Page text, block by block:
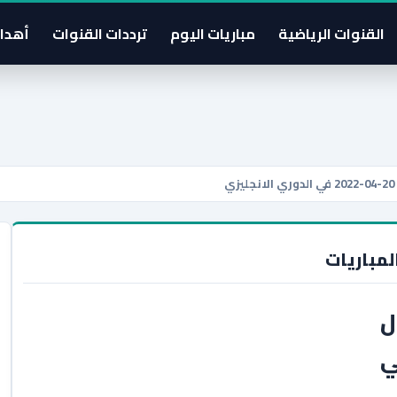
القنوات الرياضية مباريات اليوم ترددات القنوات
في